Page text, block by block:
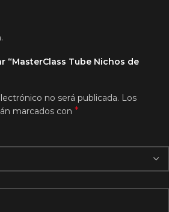
“MasterClass Tube Nichos de
no será publicada. Los
marcados con *